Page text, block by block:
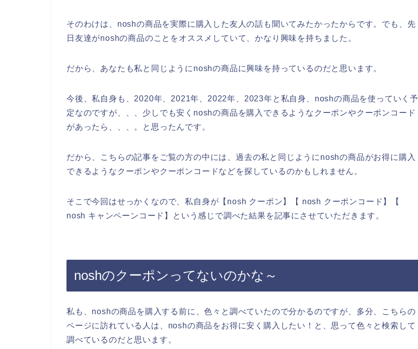
そのわけは、noshの商品を実際に購入した友人の話も聞いてみたかったからです。でも、先
日友達がnoshの商品のことをオススメしていて、かなり興味を持ちました。
だから、あなたも私と同じようにnoshの商品に興味を持っているのだと思います。
今後、私自身も、2020年、2021年、2022年、2023年と私自身、noshの商品を使っていく予
定なのですが、、、少しでも安くnoshの商品を購入できるようなクーポンやクーポンコード
があったら、、、。と思ったんです。
だから、こちらの記事をご覧の方の中には、過去の私と同じようにnoshの商品がお得に購入
できるようなクーポンやクーポンコードなどを探しているのかもしれません。
そこで今回はせっかくなので、私自身が【nosh クーポン】【 nosh クーポンコード】【
nosh キャンペーンコード】という感じで調べた結果を記事にさせていただきます。
noshのクーポンってないのかな～
私も、noshの商品を購入する前に、色々と調べていたので分かるのですが、多分、こちらの
ページに訪れている人は、noshの商品をお得に安く購入したい！と、思って色々と検索して
調べているのだと思います。